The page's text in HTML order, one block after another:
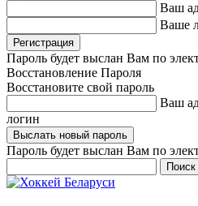
Ваш
Ваше
Пароль будет выслан Вам по
Восстановление Пароля
Восстановите свой пароль
Ваш
логин
Пароль будет выслан Вам по